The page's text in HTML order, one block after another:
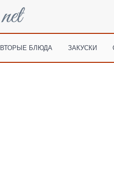
ВТОРЫЕ БЛЮДА ЗАКУСКИ